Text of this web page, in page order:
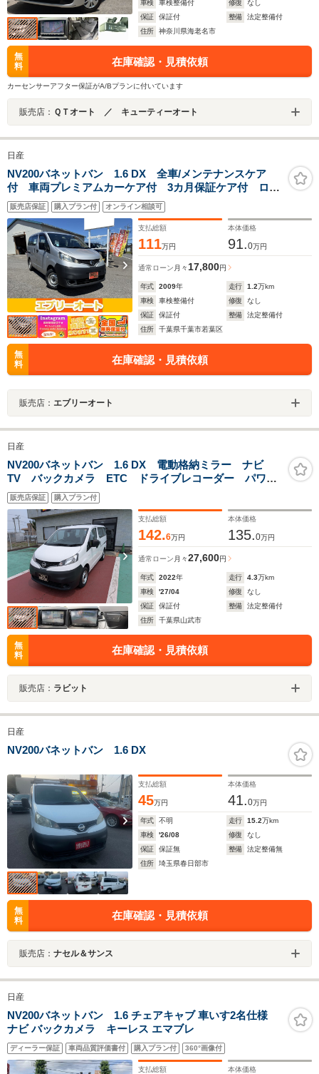
車検 車検整備付 修復
なし
保証
保証付 整備
法定整備付
住所
神奈川県海老名市
無
料
在庫確認・見積依頼
カーセンサーアフター保証がA/Bプランに付いています
販売店： ＱＴオート ／ キューティーオート
日産
NV200バネットバン 1.6 DX 全車/メンテナンスケア
付 車両プレミアムカーケア付 3カ月保証ケア付 ロー
ン対応 両側スライドドア キーレス エアコン ABS
PS PW 運転席エアバッグ AM/FM
販売店保証 購入プラン付 オンライン相談可
支払総額
111万円
本体価格
91.0万円
通常ローン 月々17,800円
年式 2009年 走行 1.2万km
車検
車検整備付 修復
なし
保証
保証付 整備
法定整備付
住所
千葉県千葉市若葉区
無
料
在庫確認・見積依頼
販売店： エブリーオート
日産
NV200バネットバン 1.6 DX 電動格納ミラー ナビ
TV バックカメラ ETC ドライブレコーダー パワー
ウインド 2人乗り エマージェンシーブレーキレス
販売店保証 購入プラン付
支払総額
142.6万円
本体価格
135.0万円
通常ローン 月々27,600円
年式 2022年 走行 4.3万km
車検
'27/04 修復
なし
保証
保証付 整備
法定整備付
住所
千葉県山武市
無
料
在庫確認・見積依頼
販売店： ラビット
日産
NV200バネットバン 1.6 DX
支払総額
45万円
本体価格
41.0万円
年式 不明 走行 15.2万km
車検
'26/08 修復
なし
保証
保証無 整備
法定整備無
住所
埼玉県春日部市
無
料
在庫確認・見積依頼
販売店： ナセル＆サンス
日産
NV200バネットバン 1.6 チェアキャブ 車いす2名仕様
ナビ バックカメラ キーレス エマブレ
ディーラー保証 車両品質評価書付 購入プラン付 360°画像付
支払総額 本体価格